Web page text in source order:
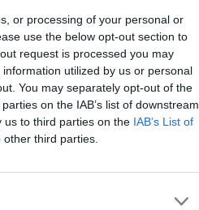
or processing of your personal or
use the below opt-out section to
request is processed you may
utilized by us or personal
You may separately opt-out of the
on the IAB’s list of downstream
us to third parties on the IAB’s List of
third parties.
qualche
provarci
ginocchio